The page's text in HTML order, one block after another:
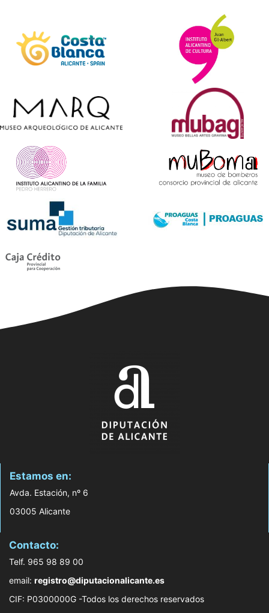
Estamos en:
Avda. Estación, nº 6
03005 Alicante
Contacto:
Telf. 965 98 89 00
email: registro@diputacionalicante.es
CIF: P0300000G -Todos los derechos reservados